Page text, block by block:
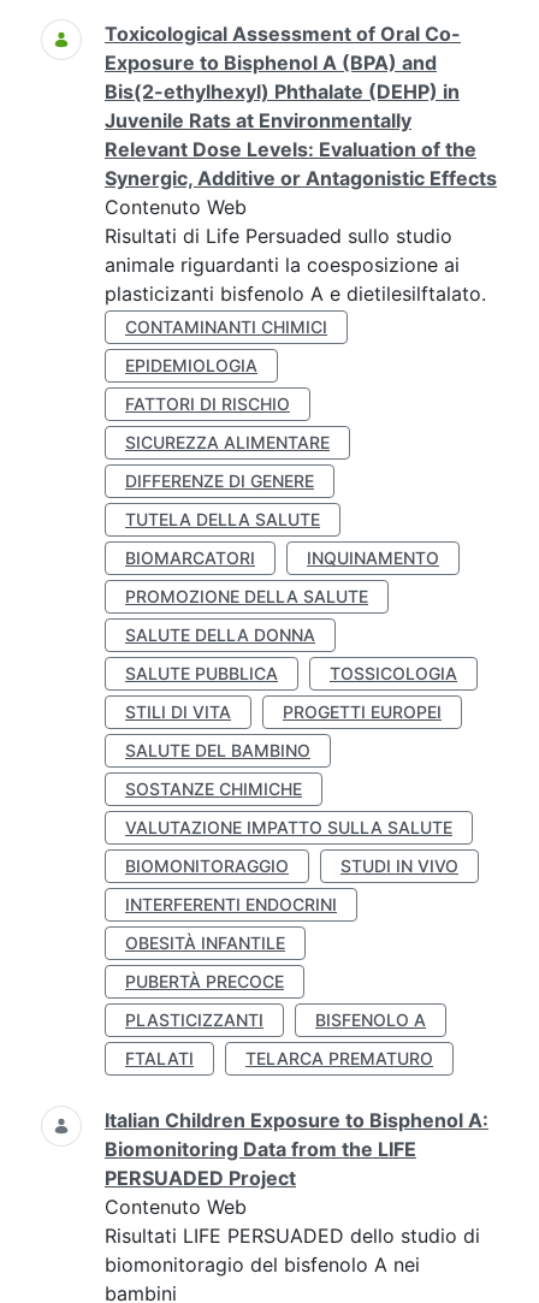
Ricerca
Toxicological Assessment of Oral Co-
Exposure to Bisphenol A (BPA) and
Bis(2-ethylhexyl) Phthalate (DEHP) in
Juvenile Rats at Environmentally
Relevant Dose Levels: Evaluation of the
Synergic, Additive or Antagonistic Effects
Contenuto Web
Risultati di Life Persuaded sullo studio
animale riguardanti la coesposizione ai
plasticizanti bisfenolo A e dietilesilftalato.
CONTAMINANTI CHIMICI
EPIDEMIOLOGIA
FATTORI DI RISCHIO
SICUREZZA ALIMENTARE
DIFFERENZE DI GENERE
TUTELA DELLA SALUTE
BIOMARCATORI
INQUINAMENTO
PROMOZIONE DELLA SALUTE
SALUTE DELLA DONNA
SALUTE PUBBLICA
TOSSICOLOGIA
STILI DI VITA
PROGETTI EUROPEI
SALUTE DEL BAMBINO
SOSTANZE CHIMICHE
VALUTAZIONE IMPATTO SULLA SALUTE
BIOMONITORAGGIO
STUDI IN VIVO
INTERFERENTI ENDOCRINI
OBESITÀ INFANTILE
PUBERTÀ PRECOCE
PLASTICIZZANTI
BISFENOLO A
FTALATI
TELARCA PREMATURO
Italian Children Exposure to Bisphenol A:
Biomonitoring Data from the LIFE
PERSUADED Project
Contenuto Web
Risultati LIFE PERSUADED dello studio di
biomonitoragio del bisfenolo A nei
bambini